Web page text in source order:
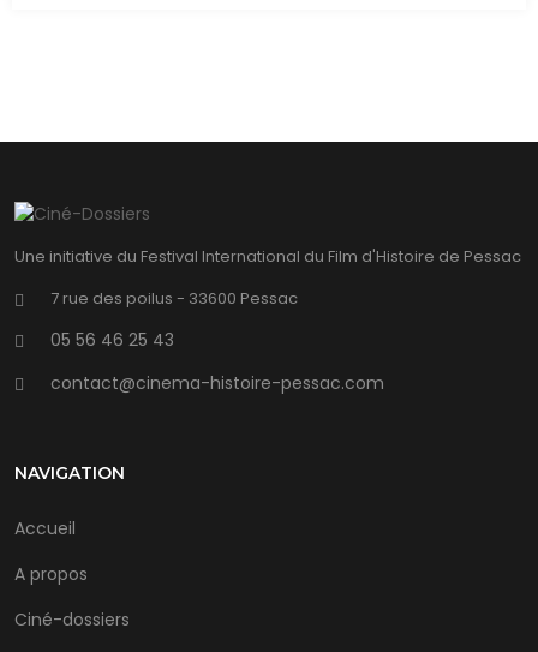
Une initiative du Festival International du Film d'Histoire de Pessac
7 rue des poilus - 33600 Pessac
05 56 46 25 43
contact@cinema-histoire-pessac.com
NAVIGATION
Accueil
A propos
Ciné-dossiers